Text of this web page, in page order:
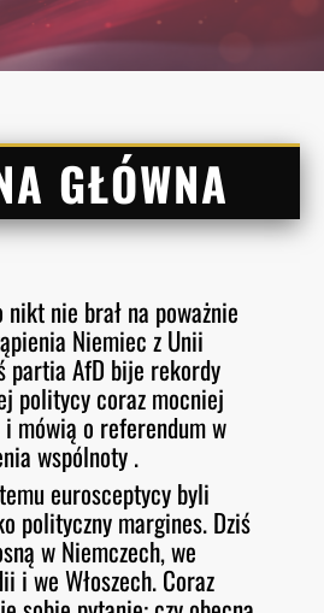
GŁÓWNA
nikt nie brał na poważnie
Niemiec z Unii
partia AfD bije rekordy
politycy coraz mocniej
mówią o referendum w
wspólnoty .
eurosceptycy byli
polityczny margines. Dziś
w Niemczech, we
i we Włoszech. Coraz